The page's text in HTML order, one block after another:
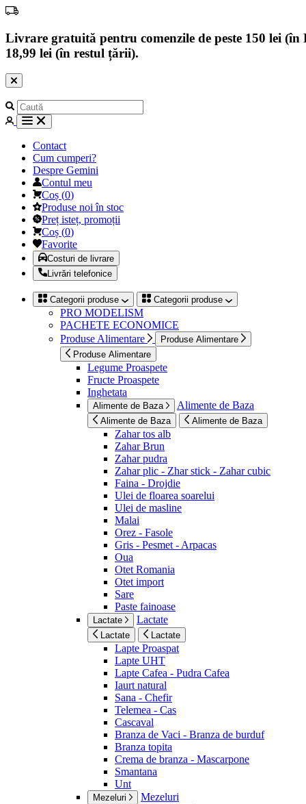
Livrare gratuită pentru comenzile de peste 150 lei
18,99 lei (în restul țării).
Contact
Cum cumperi?
Despre Gemini
Contul meu
Coș (0)
Produse noi în stoc
Preț isteț, promoții
Coș (0)
Favorite
Costuri de livrare
Livrări telefonice
Categorii produse Categorii produse
PRO MODELISM
PACHETE ECONOMICE
Produse Alimentare
Produse Alimentare
Produse Alimentare
Legume Proaspete
Fructe Proaspete
Inghetata
Alimente de Baza Alimente de Baza
Alimente de Baza Alimente de Baza
Zahar tos alb
Zahar Brun
Zahar pudra
Zahar plic - Zhar stick - Zahar cubic
Faina - Drojdie
Ulei de floarea soarelui
Ulei de masline
Malai
Orez - Fasole
Gris - Pesmet - Arpacas
Oua
Otet Romania
Otet import
Sare
Paste fainoase
Lactate Lactate
Lactate Lactate
Lapte Proaspat
Lapte UHT
Lapte Cafea - Pudra Cafea
Iaurt natural
Sana - Chefir
Telemea - Cas
Cascaval
Branza de Vaci - Branza de burduf
Branza topita
Crema de branza - Mascarpone
Smantana
Unt
Mezeluri Mezeluri